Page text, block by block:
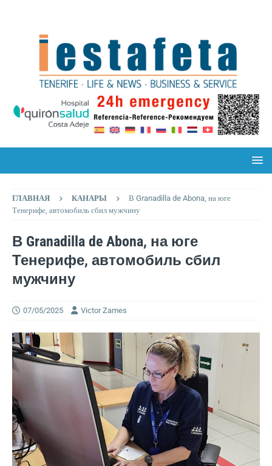
ГЛАВНАЯ КАНАРЫ
В Granadilla de Abona, на юге
Тенерифе, автомобиль сбил мужчину
В Granadilla de Abona, на юге
Тенерифе, автомобиль сбил
мужчину
07/05/2025 Victor Zames